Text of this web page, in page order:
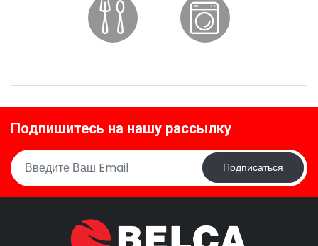
Подпишитесь на нашу рассылку
Подписаться